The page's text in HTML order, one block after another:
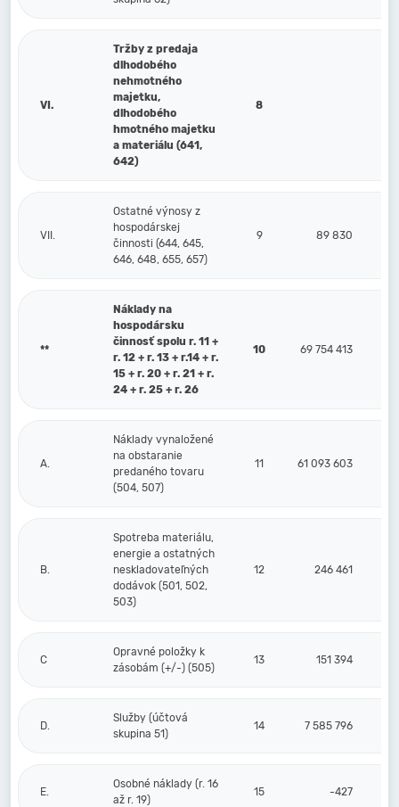
VI.
Tržby z predaja
dlhodobého
nehmotného
majetku,
dlhodobého
hmotného majetku
a materiálu (641,
642)
8
VII.
Ostatné výnosy z
hospodárskej
činnosti (644, 645,
646, 648, 655, 657)
9 89 830
**
Náklady na
hospodársku
činnosť spolu r. 11 +
r. 12 + r. 13 + r.14 + r.
15 + r. 20 + r. 21 + r.
24 + r. 25 + r. 26
10 69 754 413
A.
Náklady vynaložené
na obstaranie
predaného tovaru
(504, 507)
11 61 093 603
B.
Spotreba materiálu,
energie a ostatných
neskladovateľných
dodávok (501, 502,
503)
12 246 461
C
Opravné položky k
zásobám (+/-) (505)
13 151 394
D.
Služby (účtová
skupina 51)
14 7 585 796
E.
Osobné náklady (r. 16
až r. 19)
15 -427